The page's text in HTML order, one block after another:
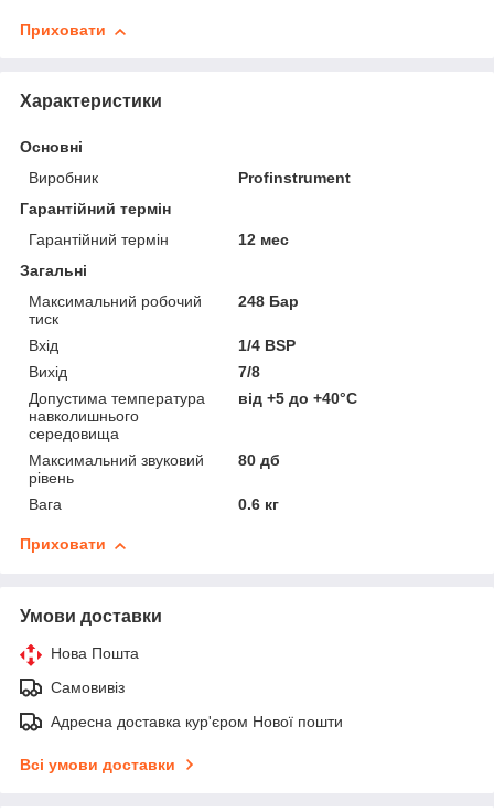
Приховати
Характеристики
Основні
Виробник
Profinstrument
Гарантійний термін
Гарантійний термін
12 мес
Загальні
Максимальний робочий
тиск
248 Бар
Вхід
1/4 BSP
Вихід
7/8
Допустима температура
навколишнього
середовища
від +5 до +40°С
Максимальний звуковий
рівень
80 дб
Вага 0.6 кг
Приховати
Умови доставки
Нова Пошта
Самовивіз
Адресна доставка кур'єром Нової пошти
Всі умови доставки